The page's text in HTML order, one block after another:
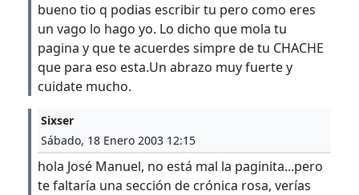
bueno tio q podias escribir tu pero como eres
un vago lo hago yo. Lo dicho que mola tu
pagina y que te acuerdes simpre de tu CHACHE
que para eso esta.Un abrazo muy fuerte y
cuidate mucho.
Sixser
Sábado, 18 Enero 2003 12:15
hola José Manuel, no está mal la paginita...pero
te faltaría una sección de crónica rosa, verías